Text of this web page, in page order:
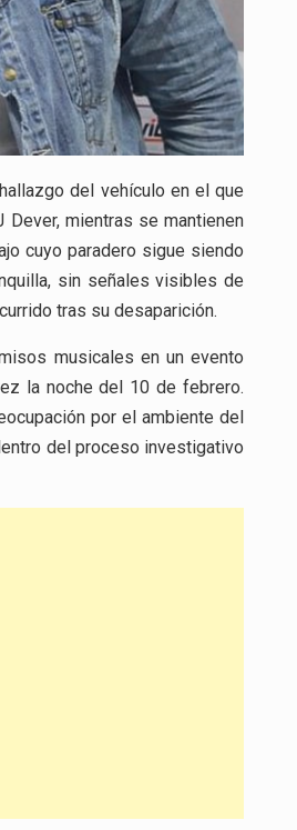
del vehículo en el que
mientras se mantienen
cuyo paradero sigue siendo
sin señales visibles de
tras su desaparición.
musicales en un evento
la noche del 10 de febrero.
por el ambiente del
del proceso investigativo